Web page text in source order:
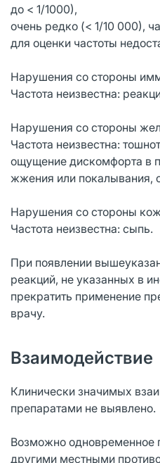
до < 1/1000),
очень редко (< 1/10 000),
для оценки частоты
Нарушения со стороны
Частота неизвестна:
Нарушения со стороны
Частота неизвестна:
ощущение дискомфорта в
жжения или покалывания,
Нарушения со стороны
Частота неизвестна: сыпь.
При появлении
реакций, не указанных в
прекратить применение
врачу.
Взаимодействие
Клинически значимых
препаратами не выявлено.
Возможно одновременное
другими местными